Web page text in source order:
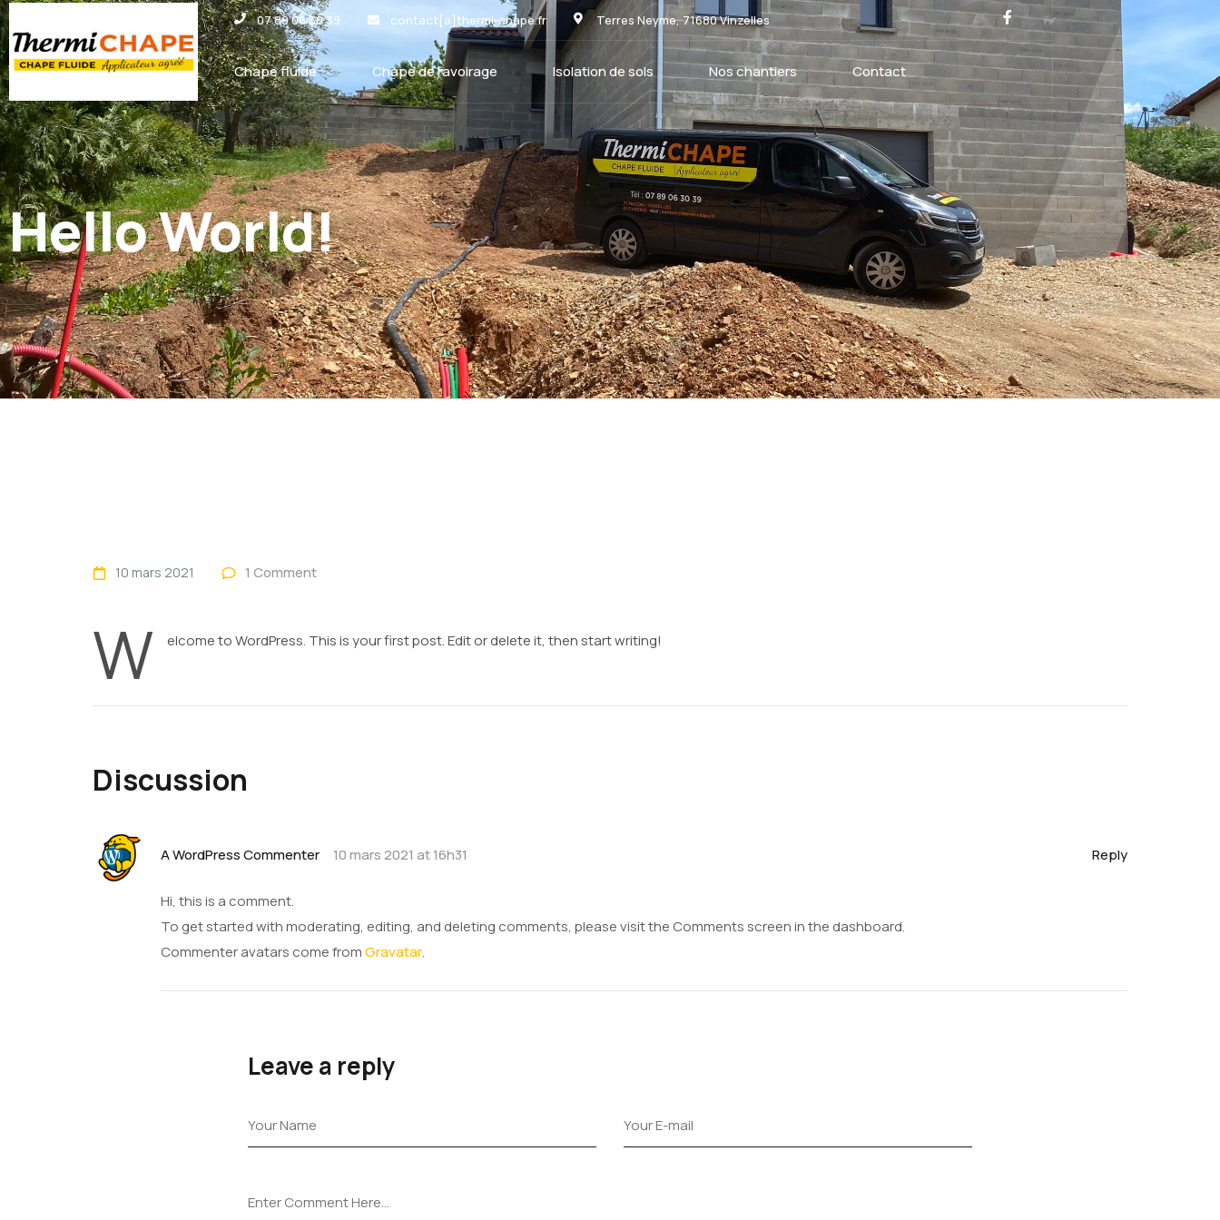
07 89 06 30 39 contact[a]thermi-chape.fr Terres Neyme, 71680 Vinzelles
Chape fluide Chape de ravoirage Isolation de sols Nos chantiers Contact
Hello World!
10 mars 2021 1 Comment
W elcome to WordPress. This is your first post. Edit or delete it, then start writing!
Discussion
A WordPress Commenter 10 mars 2021 at 16h31 Reply
Hi, this is a comment.
To get started with moderating, editing, and deleting comments, please visit the Comments screen in the dashboard.
Commenter avatars come fromGravatar.
Leave a reply
Panneau de gestion des cookies